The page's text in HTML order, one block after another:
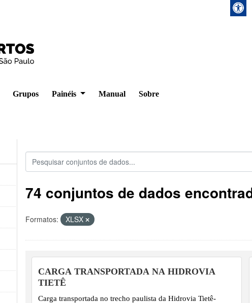
Grupos Painéis Manual Sobre
74 conjuntos de dados
Formatos: XLSX
CARGA TRANSPORTADA NA HIDROVIA
TIETÊ
Carga transportada no trecho paulista da Hidrovia Tietê-